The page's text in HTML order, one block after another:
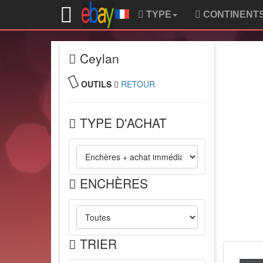
TYPE
Ceylan
OUTILS RETOUR
TYPE D'ACHAT
ENCHÈRES
TRIER